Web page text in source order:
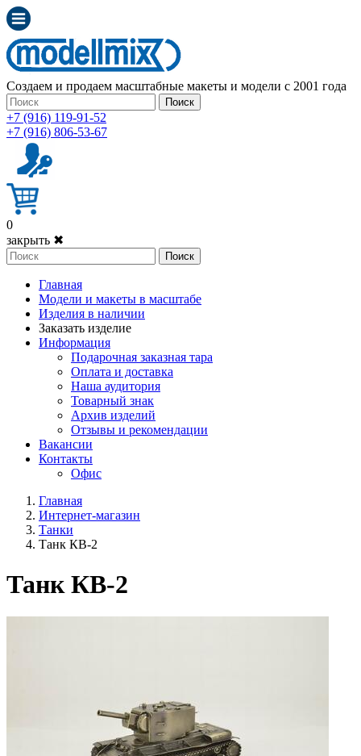
Создаем и продаем масштабные макеты и модели с 2001 года
Поиск
+7 (916) 119-91-52
+7 (916) 806-53-67
0
закрыть ✖
Поиск
Главная
Модели и макеты в масштабе
Изделия в наличии
Заказать изделие
Информация
Подарочная заказная тара
Оплата и доставка
Наша аудитория
Товарный знак
Архив изделий
Отзывы и рекомендации
Вакансии
Контакты
Офис
Главная
Интернет-магазин
Танки
Танк КВ-2
Танк КВ-2